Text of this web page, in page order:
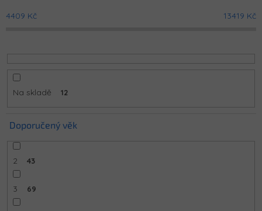
o
4409 Kč 13419 Kč
Na skladě 12
Doporučený věk
2 43
3 69